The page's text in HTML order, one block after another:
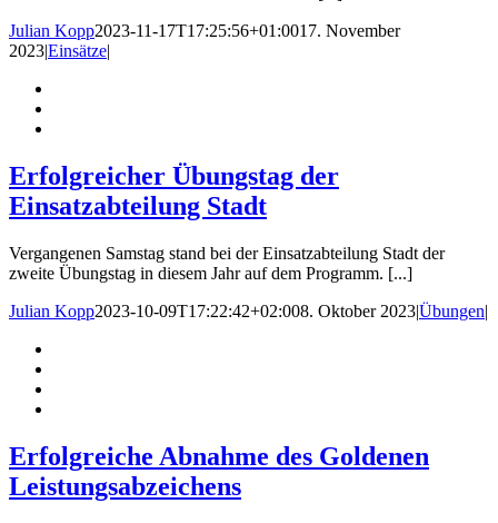
Julian Kopp2023-11-17T17:25:56+01:0017. November
2023|Einsätze|
Erfolgreicher Übungstag der
Einsatzabteilung Stadt
Vergangenen Samstag stand bei der Einsatzabteilung Stadt der
zweite Übungstag in diesem Jahr auf dem Programm. [...]
Julian Kopp2023-10-09T17:22:42+02:008. Oktober 2023|Übungen|
Erfolgreiche Abnahme des Goldenen
Leistungsabzeichens